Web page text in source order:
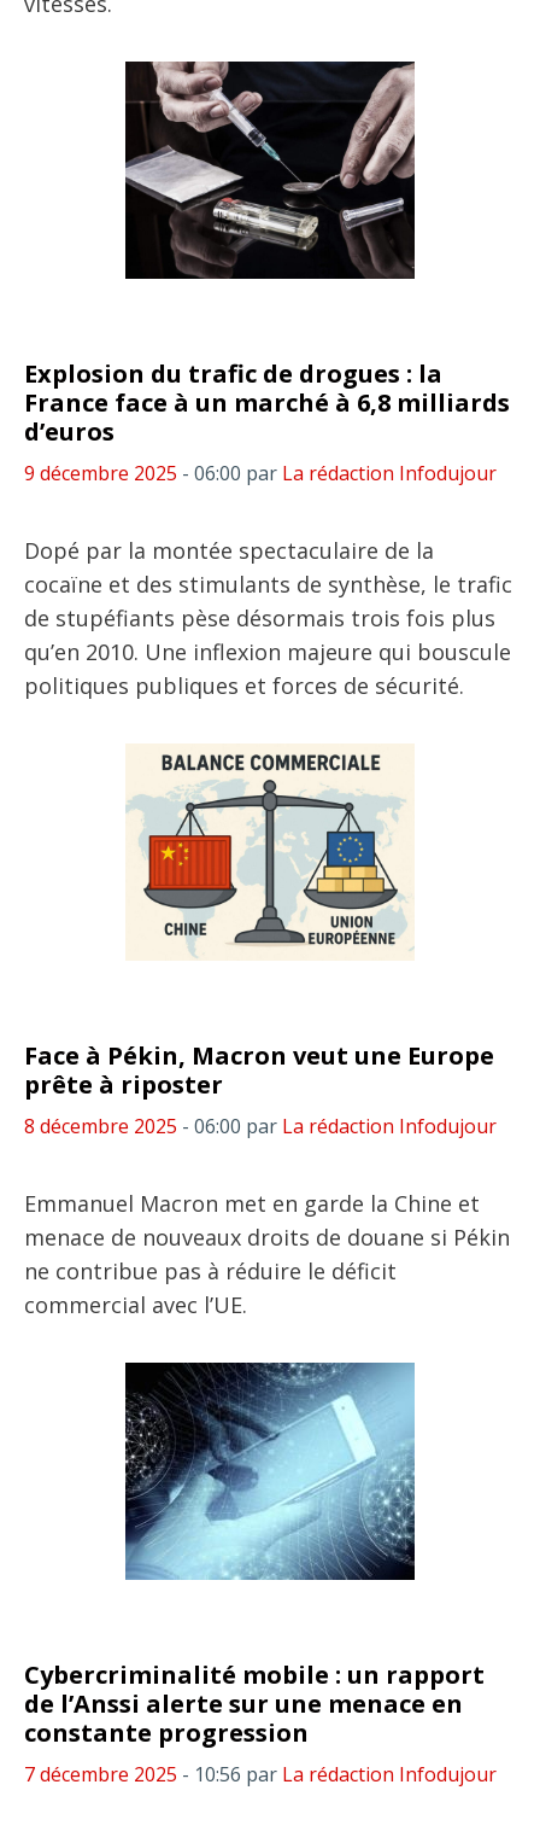
Explosion du trafic de drogues : la
France face à un marché à 6,8 milliards
d’euros
9 décembre 2025 - 06:00 par La rédaction Infodujour
Dopé par la montée spectaculaire de la
cocaïne et des stimulants de synthèse, le trafic
de stupéfiants pèse désormais trois fois plus
qu’en 2010. Une inflexion majeure qui bouscule
politiques publiques et forces de sécurité.
Face à Pékin, Macron veut une Europe
prête à riposter
8 décembre 2025 - 06:00 par La rédaction Infodujour
Emmanuel Macron met en garde la Chine et
menace de nouveaux droits de douane si Pékin
ne contribue pas à réduire le déficit
commercial avec l’UE.
Cybercriminalité mobile : un rapport
de l’Anssi alerte sur une menace en
constante progression
7 décembre 2025 - 10:56 par La rédaction Infodujour